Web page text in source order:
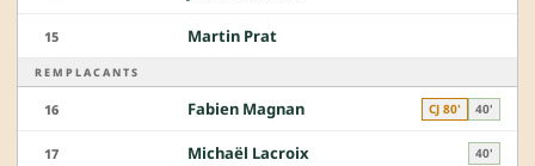
15 Martin Prat
REMPLACANTS
16 Fabien Magnan CJ 80' 40'
17 Michaël Lacroix 40'